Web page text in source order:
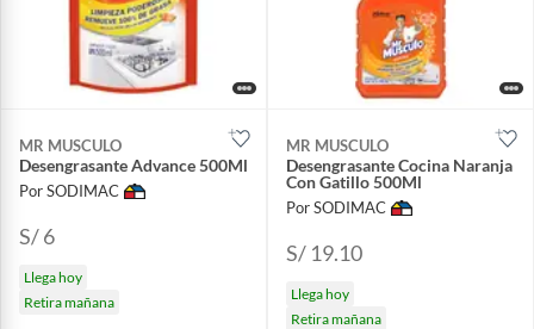
MR MUSCULO
Desengrasante Advance 500Ml
Por SODIMAC
S/ 6
Llega hoy
Retira mañana
MR MUSCULO
Desengrasante Cocina Naranja
Con Gatillo 500Ml
Por SODIMAC
S/ 19.10
Llega hoy
Retira mañana